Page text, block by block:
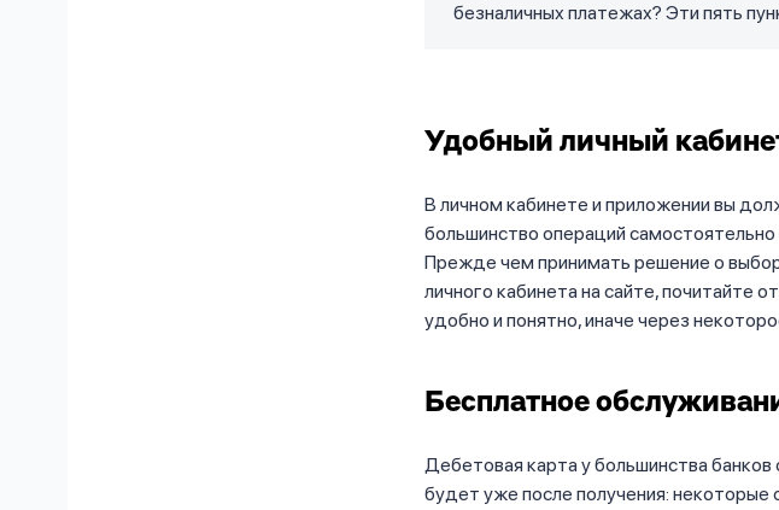
безналичных платежах? Эти пять
Удобный личный
В личном кабинете и приложении вы
большинство операций
Прежде чем принимать решение о
личного кабинета на сайте,
удобно и понятно, иначе через
Бесплатное
Дебетовая карта у большинства
будет уже после получения: